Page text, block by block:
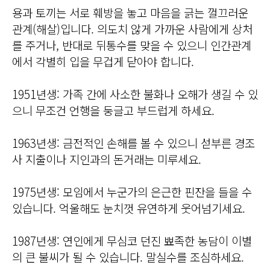
용과 토끼는 서로 훼방을 놓고 마음을 긁는 껄끄러운
관계(해살)입니다. 의도치 않게 가까운 사람에게 상처
를 주거나, 반대로 뒤통수를 맞을 수 있으니 인간관계
에서 각별히 입을 무겁게 닫아야 합니다.
1951년생: 가족 간에 사소한 불화나 오해가 생길 수 있
으니 무조건 언행을 둥글고 부드럽게 하세요.
1963년생: 금전적인 손해를 볼 수 있으니 섣부른 경조
사 지출이나 지인과의 돈거래는 미루세요.
1975년생: 모임에서 누군가의 은근한 핀잔을 들을 수
있습니다. 억울해도 눈치껏 유연하게 웃어넘기세요.
1987년생: 연인에게 무심코 던진 뾰족한 농담이 이별
의 큰 불씨가 될 수 있습니다. 말실수를 조심하세요.